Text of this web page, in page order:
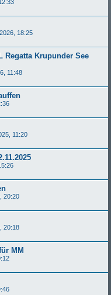
18:25
Regatta Krupunder See
11:48
11:20
20:20
20:18
MM